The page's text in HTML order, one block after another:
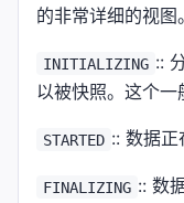
的非常详细的视图
INITIALIZING ::
以被快照。这个一
STARTED :: 数据正
FINALIZING :: 数